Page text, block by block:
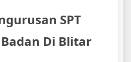
SPT
Di Blitar